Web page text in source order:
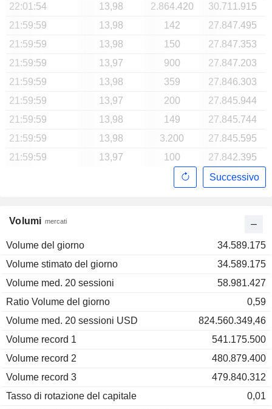
Volumi mercati
Volume del giorno
34.589.175
Volume stimato del giorno
34.589.175
Volume med. 20 sessioni
58.981.427
Ratio Volume del giorno
0,59
Volume med. 20 sessioni USD
824.560.349,46
Volume record 1
541.175.500
Volume record 2
480.879.400
Volume record 3
479.840.312
Tasso di rotazione del capitale
0,01
22:01:54
13,98 2.864.420
30.711.915
21:59:59
13,98 142
27.847.495
21:59:59
13,98 150
27.847.353
21:59:59
13,97 900
27.847.203
21:59:59
13,98 359
27.846.303
21:59:59
13,97 200
27.845.944
21:59:59
13,98 149
27.845.744
21:59:59
13,98 3.200
27.845.595
21:59:59
13,97 100
27.842.395
Successivo